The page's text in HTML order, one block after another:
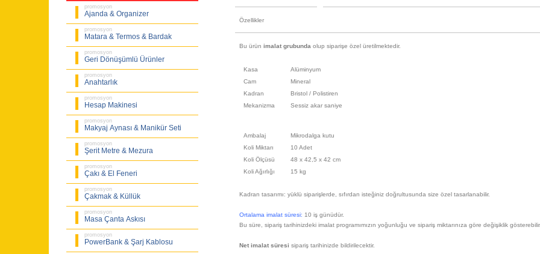
promosyon
Ajanda & Organizer
promosyon
Matara & Termos & Bardak
promosyon
Geri Dönüşümlü Ürünler
promosyon
Anahtarlık
promosyon
Hesap Makinesi
promosyon
Makyaj Aynası & Manikür Seti
promosyon
Şerit Metre & Mezura
promosyon
Çakı & El Feneri
promosyon
Çakmak & Küllük
promosyon
Masa Çanta Askısı
promosyon
PowerBank & Şarj Kablosu
Özellikler
Bu ürünimalat grubunda olup siparişe özel üretilmektedir.
Kasa
Alüminyum
Cam
Mineral
Kadran
Bristol / Polistiren
Mekanizma
Sessiz akar saniye
Ambalaj
Mikrodalga kutu
Koli Miktarı
10 Adet
Koli Ölçüsü
48 x 42,5 x 42 cm
Koli Ağırlığı
15 kg
Kadran tasarımı: yüklü siparişlerde, sıfırdan isteğiniz doğrultusunda size özel tasarlanabilir.
Ortalama imalat süresi: 10 iş günüdür.
Bu süre, sipariş tarihinizdeki imalat programımızın yoğunluğu ve sipariş miktarınıza göre değişiklik gösterebilir.
Net imalat süresi sipariş tarihinizde bildirilecektir.